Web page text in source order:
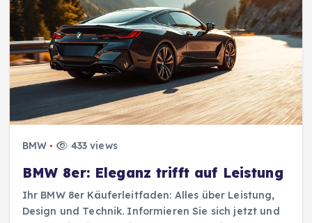
BMW 433 views
BMW 8er: Eleganz trifft auf Leistung
Ihr BMW 8er Käuferleitfaden: Alles über Leistung,
Design und Technik. Informieren Sie sich jetzt und